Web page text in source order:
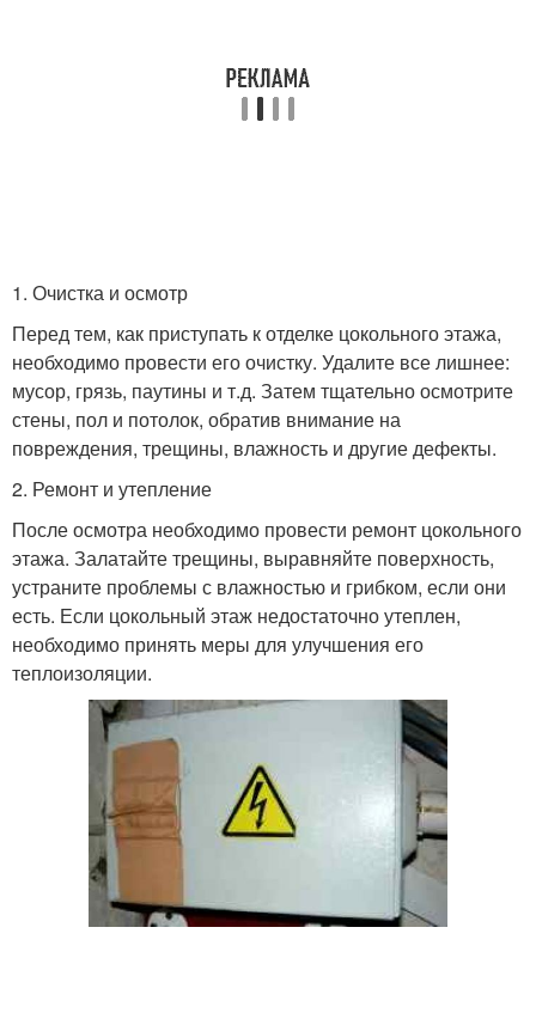
1. Очистка и осмотр
Перед тем, как приступать к отделке цокольного этажа,
необходимо провести его очистку. Удалите все лишнее:
мусор, грязь, паутины и т.д. Затем тщательно осмотрите
стены, пол и потолок, обратив внимание на
повреждения, трещины, влажность и другие дефекты.
2. Ремонт и утепление
После осмотра необходимо провести ремонт цокольного
этажа. Залатайте трещины, выравняйте поверхность,
устраните проблемы с влажностью и грибком, если они
есть. Если цокольный этаж недостаточно утеплен,
необходимо принять меры для улучшения его
теплоизоляции.